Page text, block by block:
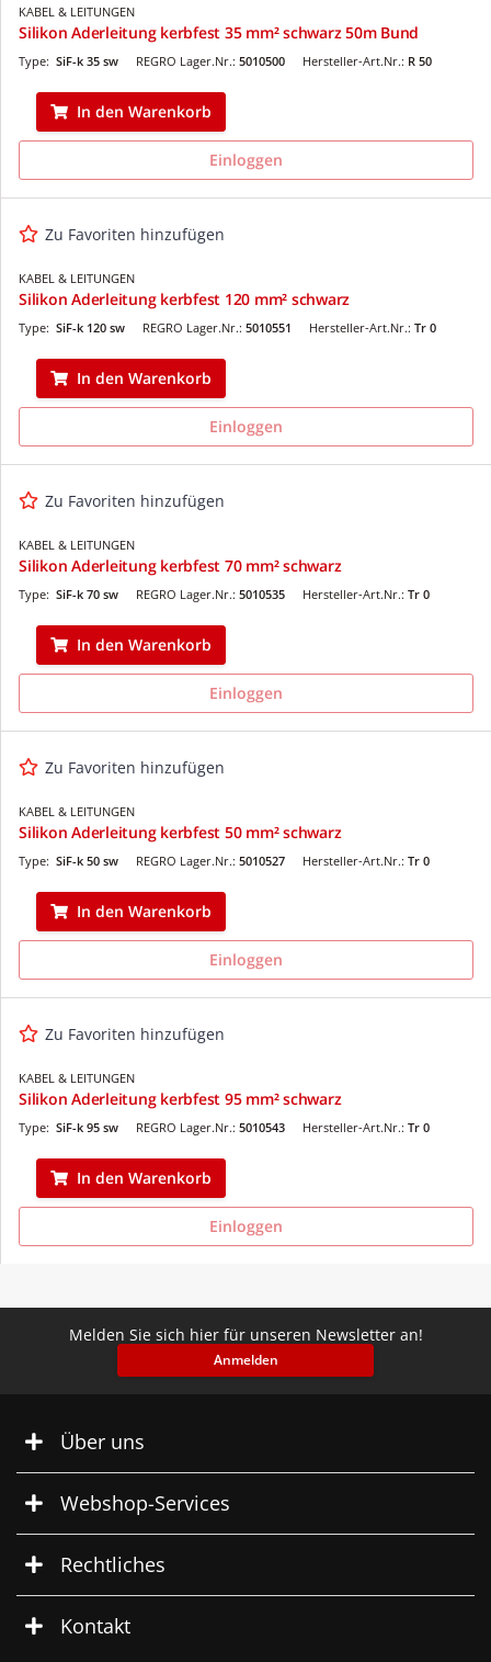
KABEL & LEITUNGEN
Silikon Aderleitung kerbfest 35 mm² schwarz 50m Bund
REGRO Lager.Nr.: 5010500
Type: SiF-k 35 sw Hersteller-Art.Nr.: R 50
In den Warenkorb
Einloggen
Zu Favoriten hinzufügen
KABEL & LEITUNGEN
Silikon Aderleitung kerbfest 120 mm² schwarz
REGRO Lager.Nr.: 5010551
Type: SiF-k 120 sw Hersteller-Art.Nr.: Tr 0
In den Warenkorb
Einloggen
Zu Favoriten hinzufügen
KABEL & LEITUNGEN
Silikon Aderleitung kerbfest 70 mm² schwarz
REGRO Lager.Nr.: 5010535
Type: SiF-k 70 sw Hersteller-Art.Nr.: Tr 0
In den Warenkorb
Einloggen
Zu Favoriten hinzufügen
KABEL & LEITUNGEN
Silikon Aderleitung kerbfest 50 mm² schwarz
REGRO Lager.Nr.: 5010527
Type: SiF-k 50 sw Hersteller-Art.Nr.: Tr 0
In den Warenkorb
Einloggen
Zu Favoriten hinzufügen
KABEL & LEITUNGEN
Silikon Aderleitung kerbfest 95 mm² schwarz
REGRO Lager.Nr.: 5010543
Type: SiF-k 95 sw Hersteller-Art.Nr.: Tr 0
In den Warenkorb
Einloggen
Melden Sie sich hier für unseren Newsletter an!
Anmelden
Über uns
Webshop-Services
Rechtliches
Kontakt